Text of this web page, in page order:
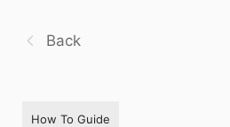
Back
How To Guide